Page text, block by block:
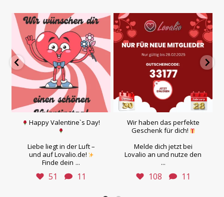
Happy Valentine`s Day!
Liebe liegt in der Luft –
und auf Lovalio.de!
Finde dein ...
51 11
Wir haben das perfekte
Geschenk für dich!
Melde dich jetzt bei
Lovalio an und nutze den
...
108 11